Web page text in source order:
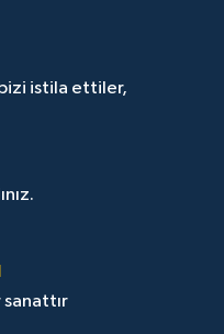
bizi istila ettiler,